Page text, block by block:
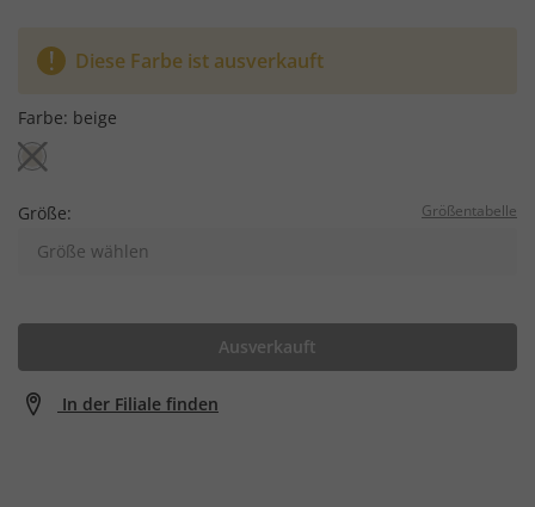
Diese Farbe ist ausverkauft
Farbe: beige
Größe: Größentabelle
Größe wählen
Ausverkauft
In der Filiale finden